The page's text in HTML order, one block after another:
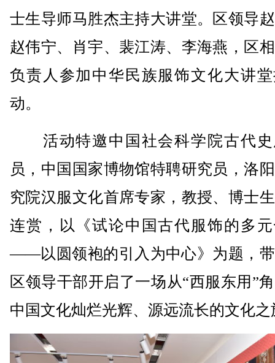
士生导师马胜杰主持大讲堂。区领导
赵伟宁、肖宇、裴江涛、李海燕，区
负责人参加中华民族服饰文化大讲
动。
活动特邀中国社会科学院古代史
员，中国国家博物馆特聘研究员，洛
究院汉服文化首席专家，教授、博士
连赏，以《试论中国古代服饰的多
——以圆领袍的引入为中心》为题，
区领导干部开启了一场从“西服东用”
中国文化灿烂光辉、源远流长的文化之